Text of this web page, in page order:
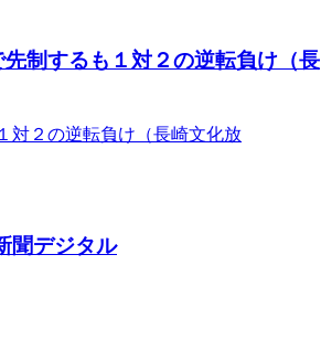
制するも１対２の逆転負け（長
対２の逆転負け（長崎文化放
聞デジタル